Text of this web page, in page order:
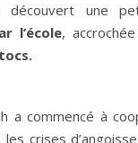
découvert une
l’école,
tocs.
a commencé à
les crises